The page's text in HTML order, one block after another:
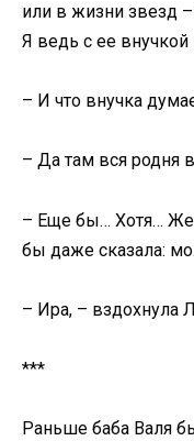
или в жизни звезд
Я ведь с ее
– И что внучка
– Да там вся родня
– Еще бы… Хотя…
бы даже сказала:
– Ира, – вздохнула
***
Раньше баба Валя